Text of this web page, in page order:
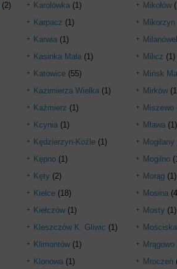
(2)
Karolówka (1)
Karpacz (1)
Karwia (1)
Kasinka Mała (1)
Katowice (55)
Kazimierza Wielka (1)
Kaźmierz (1)
Kcynia (1)
Kędzierzyn-Koźle (1)
Kępno (1)
Kęty (2)
Kielce (18)
Kiełczów (1)
Kleszczów K. Gliwic (1)
Klimontów (1)
Klonowa (1)
Mikołów
Milicz (1)
Mińsk
Mirków
Miszewo
Mława (1)
Mogilany
Mogilno
Morąg (1)
Mosina
Mosty (1)
Mościska
Mrągowo
Mroczeń